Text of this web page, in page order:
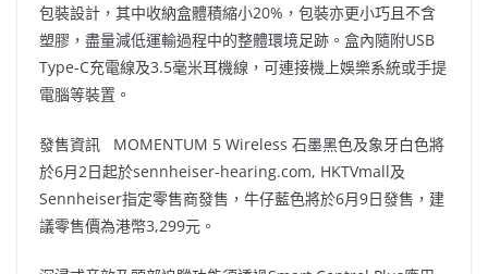
包裝設計，其中收納盒體積縮小20%，包裝亦更小巧且不含
塑膠，盡量減低運輸過程中的整體環境足跡。盒內隨附USB
Type-C充電線及3.5毫米耳機線，可連接機上娛樂系統或手提
電腦等裝置。
發售資訊 MOMENTUM 5 Wireless 石墨黑色及象牙白色將
於6月2日起於sennheiser-hearing.com, HKTVmall及
Sennheiser指定零售商發售，牛仔藍色將於6月9日發售，建
議零售價為港幣3,299元。